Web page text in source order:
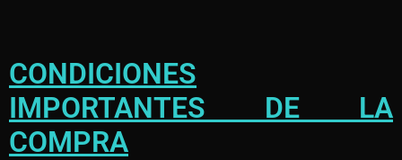
CONDICIONES
IMPORTANTES DE LA
COMPRA